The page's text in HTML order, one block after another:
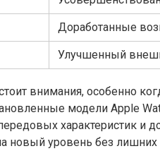
Доработанные
Улучшенный
внимания, особенно
модели Apple
характеристик и
новый уровень без лишних